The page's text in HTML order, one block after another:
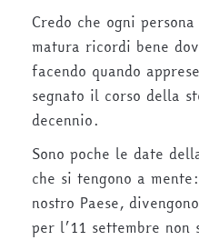
Credo che ogni
matura ricordi bene
facendo quando
segnato il corso della
decennio.
Sono poche le date
che si tengono a
nostro Paese,
per l’11 settembre non